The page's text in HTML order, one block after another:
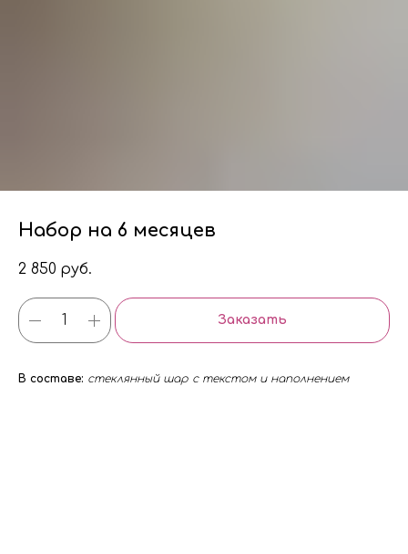
Набор на 6 месяцев
2 850 руб.
Заказать
В составе: стеклянный шар с текстом и наполнением